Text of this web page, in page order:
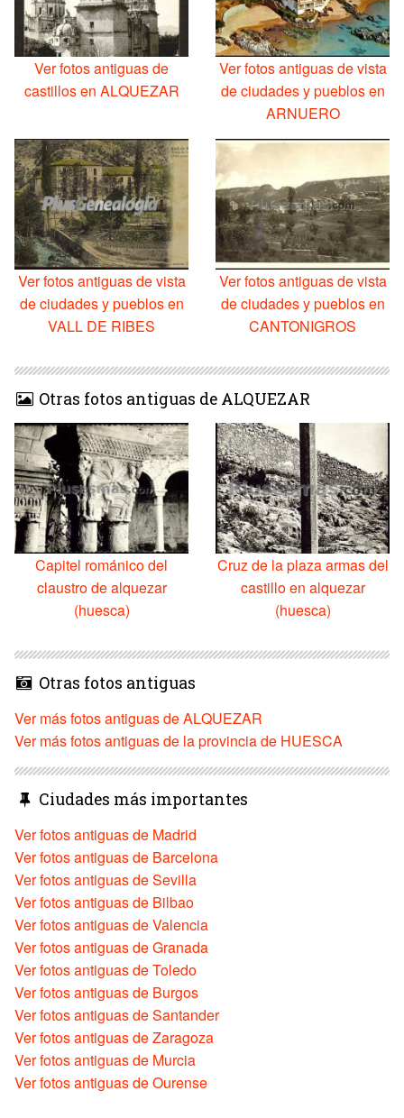
Ver fotos antiguas de
castillos en ALQUEZAR
Ver fotos antiguas de vista
de ciudades y pueblos en
ARNUERO
Ver fotos antiguas de vista
de ciudades y pueblos en
VALL DE RIBES
Ver fotos antiguas de vista
de ciudades y pueblos en
CANTONIGROS
Otras fotos antiguas de ALQUEZAR
Capitel románico del
claustro de alquezar
(huesca)
Cruz de la plaza armas del
castillo en alquezar
(huesca)
Otras fotos antiguas
Ver más fotos antiguas de ALQUEZAR
Ver más fotos antiguas de la provincia de HUESCA
Ciudades más importantes
Ver fotos antiguas de Madrid
Ver fotos antiguas de Barcelona
Ver fotos antiguas de Sevilla
Ver fotos antiguas de Bilbao
Ver fotos antiguas de Valencia
Ver fotos antiguas de Granada
Ver fotos antiguas de Toledo
Ver fotos antiguas de Burgos
Ver fotos antiguas de Santander
Ver fotos antiguas de Zaragoza
Ver fotos antiguas de Murcia
Ver fotos antiguas de Ourense